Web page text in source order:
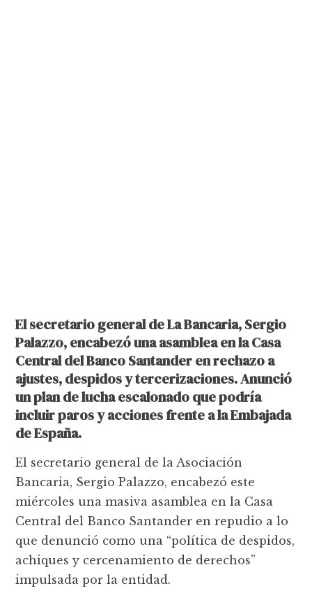
El secretario general de La Bancaria, Sergio
Palazzo, encabezó una asamblea en la Casa
Central del Banco Santander en rechazo a
ajustes, despidos y tercerizaciones. Anunció
un plan de lucha escalonado que podría
incluir paros y acciones frente a la Embajada
de España.
El secretario general de la Asociación
Bancaria, Sergio Palazzo, encabezó este
miércoles una masiva asamblea en la Casa
Central del Banco Santander en repudio a lo
que denunció como una “política de despidos,
achiques y cercenamiento de derechos”
impulsada por la entidad.